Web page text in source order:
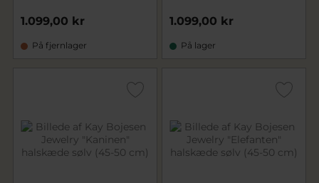
1.099,00 kr
På fjernlager
1.099,00 kr
På lager